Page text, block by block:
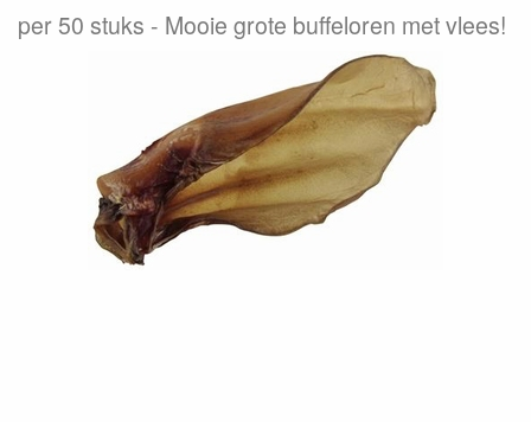
per 50 stuks Mooie grote buffeloren met vlees!